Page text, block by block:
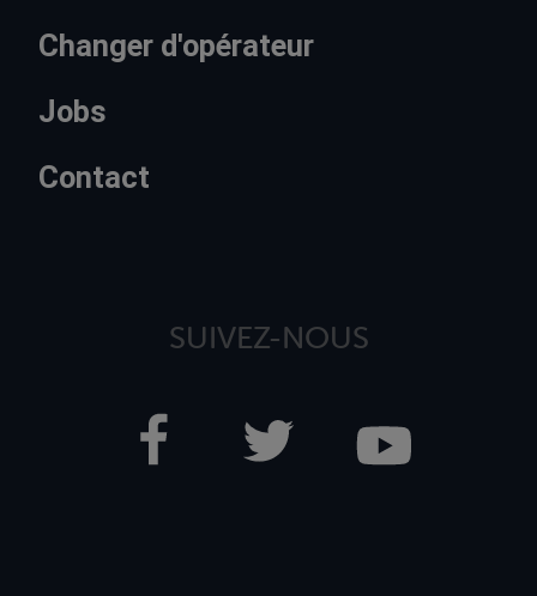
Changer d'opérateur
Jobs
Contact
SUIVEZ-NOUS